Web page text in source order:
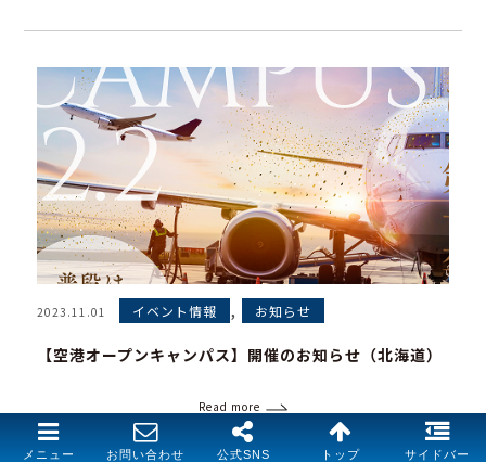
2023.11.01 イベント情報 , お知らせ
【空港オープンキャンパス】開催のお知らせ（北海道）
Read more
メニュー お問い合わせ 公式SNS トップ サイドバー